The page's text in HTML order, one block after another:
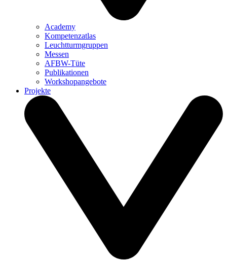
Academy
Kompetenzatlas
Leuchtturm­gruppen
Messen
AFBW-Tüte
Publikationen
Workshopangebote
Projekte